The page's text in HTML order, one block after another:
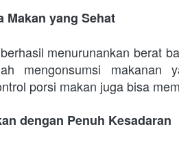
Makan yang Sehat
menurunankan berat
mengonsumsi
porsi makan juga bisa
dengan Penuh Kesadaran